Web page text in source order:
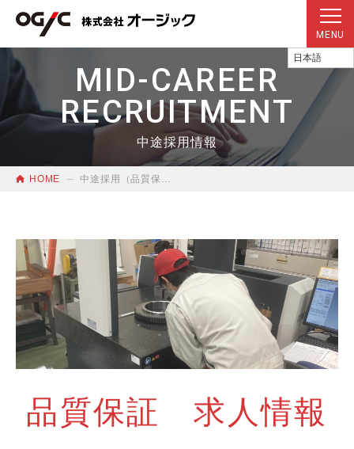
MENU
事業領域
会社概要
お知らせ
プライバシーポリシー
072-965-1011
[受付時間] 9:00-17:00(平日)
メールでのお問い合わせ
MID-CAREER
RECRUITMENT
中途採用情報
HOME 中途採用（品質保証）募集要項
品質保証 求人情報